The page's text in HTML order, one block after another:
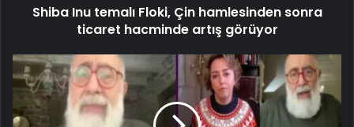
Shiba Inu temalı Floki, Çin hamlesinden sonra
ticaret hacminde artış görüyor